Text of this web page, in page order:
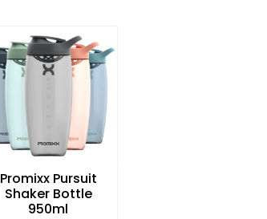
Promixx Pursuit
Shaker Bottle
950ml